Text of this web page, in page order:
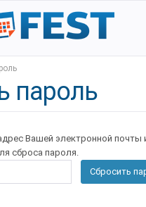
пароль
Вашей электронной почты
сброса пароля.
Сбросить